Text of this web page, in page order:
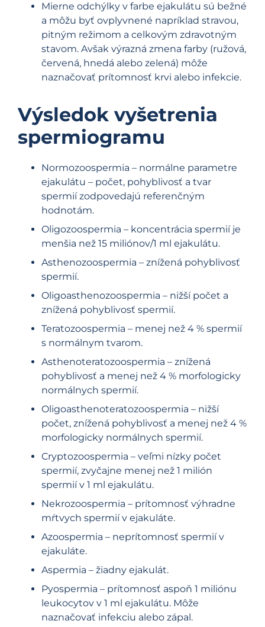
Mierne odchýlky v farbe ejakulátu sú bežné
a môžu byť ovplyvnené napríklad stravou,
pitným režimom a celkovým zdravotným
stavom. Avšak výrazná zmena farby (ružová,
červená, hnedá alebo zelená) môže
naznačovať prítomnosť krvi alebo infekcie.
Výsledok vyšetrenia
spermiogramu
Normozoospermia – normálne parametre
ejakulátu – počet, pohyblivosť a tvar
spermií zodpovedajú referenčným
hodnotám.
Oligozoospermia – koncentrácia spermií je
menšia než 15 miliónov/1 ml ejakulátu.
Asthenozoospermia – znížená pohyblivosť
spermií.
Oligoasthenozoospermia – nižší počet a
znížená pohyblivosť spermií.
Teratozoospermia – menej než 4 % spermií
s normálnym tvarom.
Asthenoteratozoospermia – znížená
pohyblivosť a menej než 4 % morfologicky
normálnych spermií.
Oligoasthenoteratozoospermia – nižší
počet, znížená pohyblivosť a menej než 4 %
morfologicky normálnych spermií.
Cryptozoospermia – veľmi nízky počet
spermií, zvyčajne menej než 1 milión
spermií v 1 ml ejakulátu.
Nekrozoospermia – prítomnosť výhradne
mŕtvych spermií v ejakuláte.
Azoospermia – neprítomnosť spermií v
ejakuláte.
Aspermia – žiadny ejakulát.
Pyospermia – prítomnosť aspoň 1 miliónu
leukocytov v 1 ml ejakulátu. Môže
naznačovať infekciu alebo zápal.